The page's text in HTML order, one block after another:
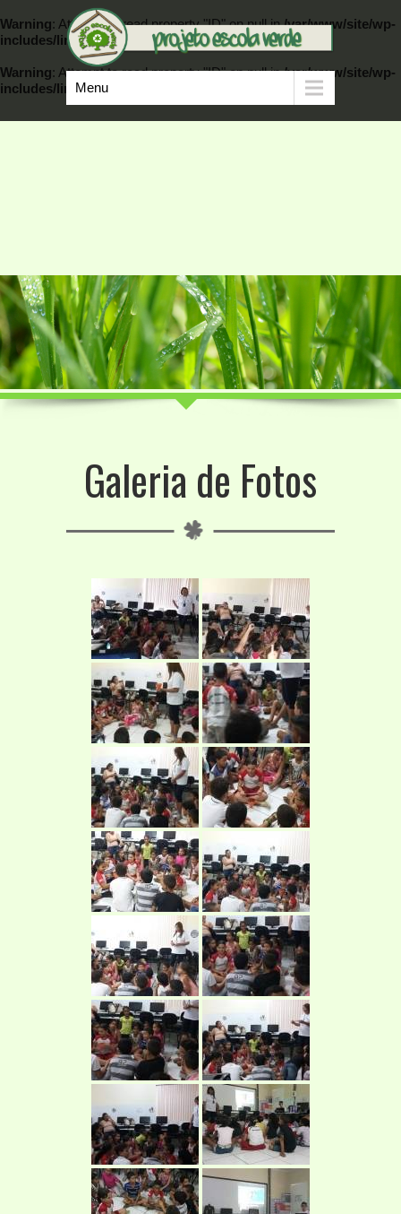
Warning: Attempt to read property "ID" on null in/var/www/site/wp-
includes/link-template.phpon line389
Warning: Attempt to read property "ID" on null in/var/www/site/wp-
includes/link-template.php
Menu
Galeria de Fotos